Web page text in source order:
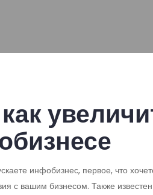
как
инфобизнес, первое, что
с вашим бизнесом. Также